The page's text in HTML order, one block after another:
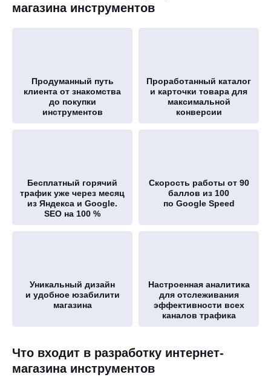
магазина инструментов
Продуманный путь
клиента от знакомства
до покупки
инструментов
Проработанный каталог
и карточки товара для
максимальной
конверсии
Бесплатный горячий
трафик уже через месяц
из Яндекса и Google.
SEO на 100 %
Скорость работы от 90
баллов из 100
по Google Speed
Уникальный дизайн
и удобное юзабилити
магазина
Настроенная аналитика
для отслеживания
эффективности всех
каналов трафика
Что входит в разработку интернет-
магазина инструментов